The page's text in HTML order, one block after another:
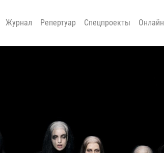
Журнал Репертуар Спецпроекты Онлайн